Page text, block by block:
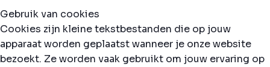
Gebruik van cookies
Cookies zijn kleine tekstbestanden die op jouw
apparaat worden geplaatst wanneer je onze website
bezoekt. Ze worden vaak gebruikt om jouw ervaring op